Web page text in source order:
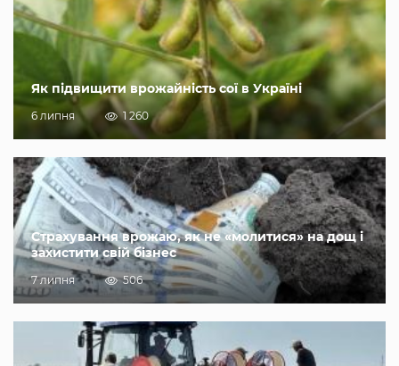
Як підвищити врожайність сої в Україні
6 липня 1 260
Страхування врожаю, як не «молитися» на дощ і
захистити свій бізнес
7 липня 506